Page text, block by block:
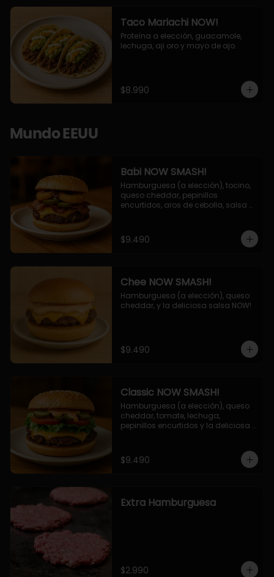
Taco Mariachi NOW!
Proteína a elección, guacamole,
lechuga, aji oro y mayo de ajo.
$8.990
Mundo EEUU
Babi NOW SMASH!
Hamburguesa (a elección), tocino,
queso cheddar, pepinillos
encurtidos, aros de cebolla, salsa
$9.490
Chee NOW SMASH!
Hamburguesa (a elección), queso
cheddar, y la deliciosa salsa NOW!
$9.490
Classic NOW SMASH!
Hamburguesa (a elección), queso
cheddar, tomate, lechuga,
pepinillos encurtidos y la deliciosa
$9.490
Extra Hamburguesa
$2.990